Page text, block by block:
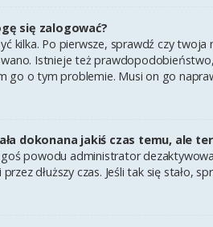
się zalogować?
kilka. Po pierwsze, sprawdź czy twoja
Istnieje też
go o tym problemie. Musi on go
dokonana jakiś czas temu, ale
powodu administrator
przez dłuższy czas. Jeśli tak się